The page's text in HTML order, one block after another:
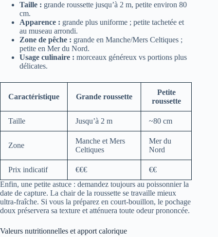
Taille : grande roussette jusqu’à 2 m, petite environ 80
cm.
Apparence : grande plus uniforme ; petite tachetée et
au museau arrondi.
Zone de pêche : grande en Manche/Mers Celtiques ;
petite en Mer du Nord.
Usage culinaire : morceaux généreux vs portions plus
délicates.
Caractéristique Grande roussette
Petite
roussette
Taille Jusqu’à 2 m ~80 cm
Zone
Manche et Mers
Celtiques
Mer du
Nord
Prix indicatif €€€
€€
Enfin, une petite astuce : demandez toujours au poissonnier la
date de capture. La chair de la roussette se travaille mieux
ultra-fraîche. Si vous la préparez en court-bouillon, le pochage
doux préservera sa texture et atténuera toute odeur prononcée.
Valeurs nutritionnelles et apport calorique